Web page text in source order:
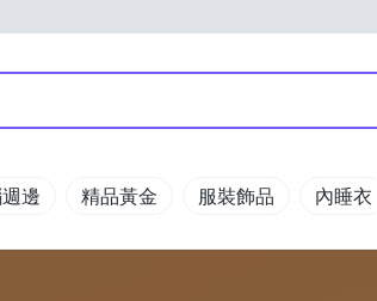
邊 精品黃金 服裝飾品 內睡衣